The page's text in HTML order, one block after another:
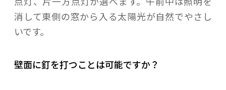
消して東側の窓から入る太陽光が自然でやさし
いです。
壁面に釘を打つことは可能ですか？